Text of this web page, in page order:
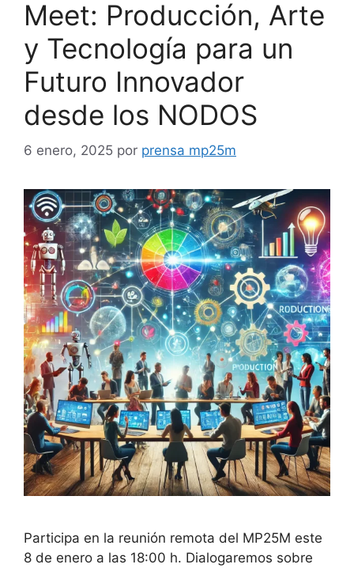
Meet: Producción, Arte
y Tecnología para un
Futuro Innovador
desde los NODOS
6 enero, 2025 por prensa mp25m
Participa en la reunión remota del MP25M este
8 de enero a las 18:00 h. Dialogaremos sobre